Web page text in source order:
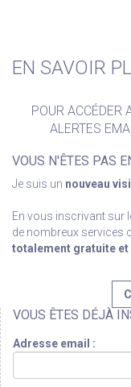
EN SAVOIR
POUR ACCÉDER
ALERTES
VOUS N'ÊTES PAS
Je suis un nouveau
En vous inscrivant sur
de nombreux services
totalement gratuite et
VOUS ÊTES DÉJÀ
Adresse email :